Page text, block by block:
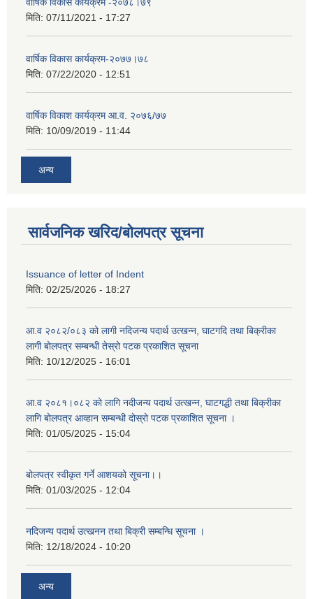
मिति: 07/11/2021 - 17:27
वार्षिक विकास कार्यक्रम-२०७७।७८
मिति: 07/22/2020 - 12:51
वार्षिक विकाश कार्यक्रम आ.व. २०७६/७७
मिति: 10/09/2019 - 11:44
अन्य
सार्वजनिक खरिद/बोलपत्र सूचना
Issuance of letter of Indent
मिति: 02/25/2026 - 18:27
आ.व २०८२/०८३ को लागी नदिजन्य पदार्थ उत्खन्न, घाटगदि तथा बिक्रीका
लागी बोलपत्र सम्बन्धी तेस्रो पटक प्रकाशित सूचना
मिति: 10/12/2025 - 16:01
आ.व २०८१।०८२ को लागि नदीजन्य पदार्थ उत्खन्न, घाटगद्धी तथा बिक्रीका
लागि बोलपत्र आव्हान सम्बन्धी दोस्रो पटक प्रकाशित सूचना ।
मिति: 01/05/2025 - 15:04
बोलपत्र स्वीकृत गर्ने आशयको सूचना।।
मिति: 01/03/2025 - 12:04
नदिजन्य पदार्थ उत्खनन तथा बिक्री सम्बन्धि सूचना ।
मिति: 12/18/2024 - 10:20
अन्य